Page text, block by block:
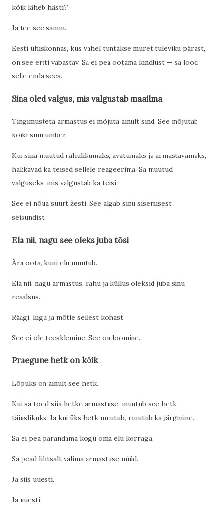
kõik läheb hästi?”
Ja tee see samm.
Eesti ühiskonnas, kus vahel tuntakse muret tuleviku pärast,
on see eriti vabastav. Sa ei pea ootama kindlust — sa lood
selle enda sees.
Sina oled valgus, mis valgustab maailma
Tingimusteta armastus ei mõjuta ainult sind. See mõjutab
kõiki sinu ümber.
Kui sina muutud rahulikumaks, avatumaks ja armastavamaks,
hakkavad ka teised sellele reageerima. Sa muutud
valguseks, mis valgustab ka teisi.
See ei nõua suurt žesti. See algab sinu sisemisest
seisundist.
Ela nii, nagu see oleks juba tõsi
Ära oota, kuni elu muutub.
Ela nii, nagu armastus, rahu ja küllus oleksid juba sinu
reaalsus.
Räägi, liigu ja mõtle sellest kohast.
See ei ole teesklemine. See on loomine.
Praegune hetk on kõik
Lõpuks on ainult see hetk.
Kui sa tood siia hetke armastuse, muutub see hetk
täiuslikuks. Ja kui üks hetk muutub, muutub ka järgmine.
Sa ei pea parandama kogu oma elu korraga.
Sa pead lihtsalt valima armastuse nüüd.
Ja siis uuesti.
Ja uuesti.